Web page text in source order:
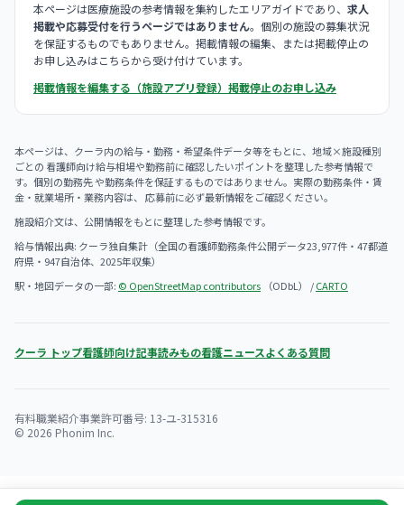
本ページは医療施設の参考情報を集約したエリアガイドであり、 求人
掲載や応募受付を行うページではありません。個別の施設の募集状況
を保証するものでもありません。掲載情報の編集、または掲載停止の
お申し込みはこちらから受け付けています。
掲載情報を編集する（施設アプリ登録） 掲載停止のお申し込み
本ページは、クーラ内の給与・勤務・希望条件データ等をもとに、地域×施設種別
ごとの 看護師向け給与相場や勤務前に確認したいポイントを整理した参考情報で
す。個別の勤務先 や勤務条件を保証するものではありません。実際の勤務条件・賃
金・就業場所・業務内容は、 応募前に必ず最新情報をご確認ください。
施設紹介文は、公開情報をもとに整理した参考情報です。
給与情報出典: クーラ独自集計（全国の看護師勤務条件公開データ23,977件・47都道
府県・947自治体、2025年収集）
駅・地図データの一部: © OpenStreetMap contributors （ODbL） /CARTO
クーラ トップ看護師向け記事読みもの看護ニュースよくある質問
有料職業紹介事業許可番号: 13-ユ-315316
© 2026 Phonim Inc.